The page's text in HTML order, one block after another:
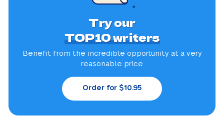
Try our
TOP10 writers
Benefit from the incredible opportunity at a very
reasonable price
Order for $10.95